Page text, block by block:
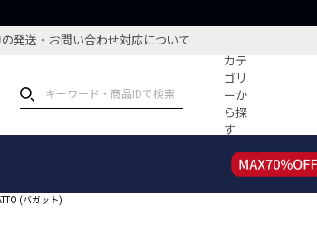
発送・お問い合わせ対応について
カテ
ゴリ
ーか
ら探
す
(バガット)